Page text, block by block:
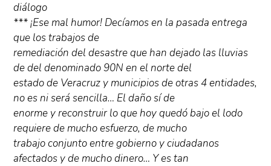
diálogo
*** ¡Ese mal humor! Decíamos en la pasada entrega
que los trabajos de
remediación del desastre que han dejado las lluvias
de del denominado 90N en el norte del
estado de Veracruz y municipios de otras 4 entidades,
no es ni será sencilla… El daño sí de
enorme y reconstruir lo que hoy quedó bajo el lodo
requiere de mucho esfuerzo, de mucho
trabajo conjunto entre gobierno y ciudadanos
afectados y de mucho dinero… Y es tan